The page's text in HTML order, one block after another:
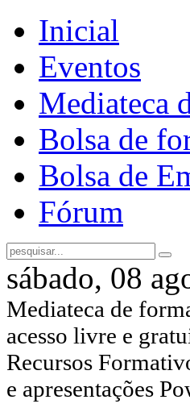
Inicial
Eventos
Mediateca
Bolsa de
Bolsa de
Fórum
sábado, 08
Mediateca de
acesso livre e
Recursos
e apresentações